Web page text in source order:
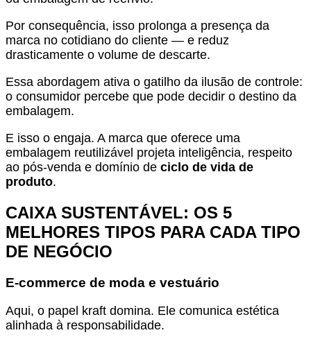
Por consequência, isso prolonga a presença da
marca no cotidiano do cliente — e reduz
drasticamente o volume de descarte.
Essa abordagem ativa o gatilho da ilusão de controle:
o consumidor percebe que pode decidir o destino da
embalagem.
E isso o engaja. A marca que oferece uma
embalagem reutilizável projeta inteligência, respeito
ao pós-venda e domínio de ciclo de vida de
produto.
CAIXA SUSTENTÁVEL: OS 5
MELHORES TIPOS PARA CADA TIPO
DE NEGÓCIO
E-commerce de moda e vestuário
Aqui, o papel kraft domina. Ele comunica estética
alinhada à responsabilidade.